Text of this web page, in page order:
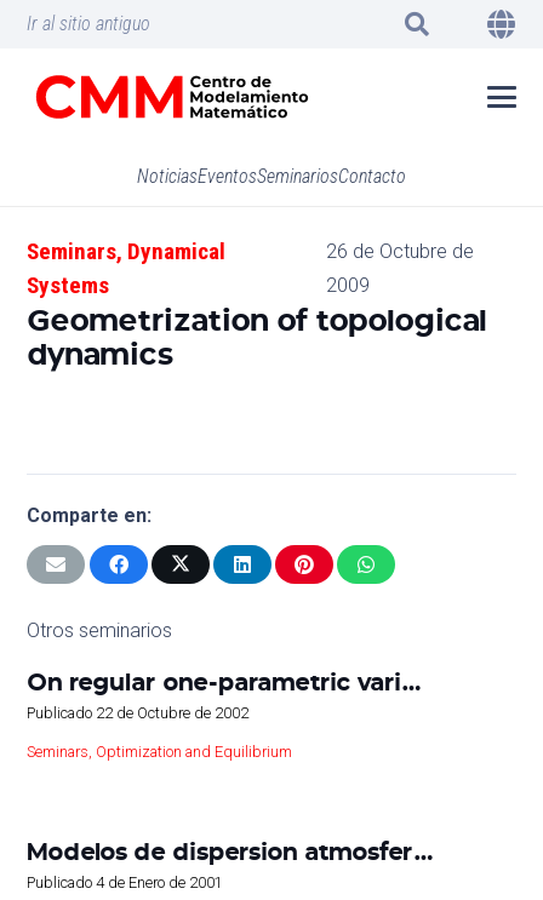
Ir al sitio antiguo
NoticiasEventosSeminariosContacto
Seminars, Dynamical
Systems
26 de Octubre de
2009
Geometrization of topological
dynamics
Comparte en:
Otros seminarios
On regular one-parametric vari…
Publicado 22 de Octubre de 2002
Seminars Optimization and Equilibrium
Modelos de dispersion atmosfer…
Publicado4 de Enero de 2001